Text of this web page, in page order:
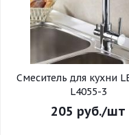
Смеситель для кухни
L4055-3
205 руб./шт